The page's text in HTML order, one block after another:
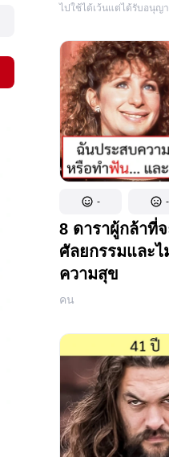
ไปใช้ได้เว้นแต่ได้รับอนุญ
- -
8 ดาราผู้กล้าที่
ศัลยกรรมและ
ความสุข
คน